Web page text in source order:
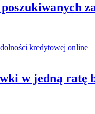
w jedną ratę